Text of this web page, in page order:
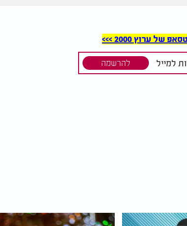
ערוץ 2000 >>>
למייל להרשמה